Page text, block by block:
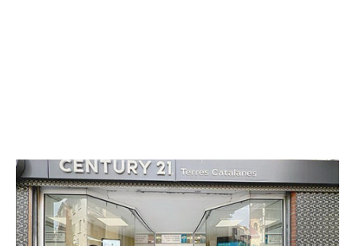
CENTURY 21 Terres Catalanes
10 Place Gabriel Péri
THUIR - 66300